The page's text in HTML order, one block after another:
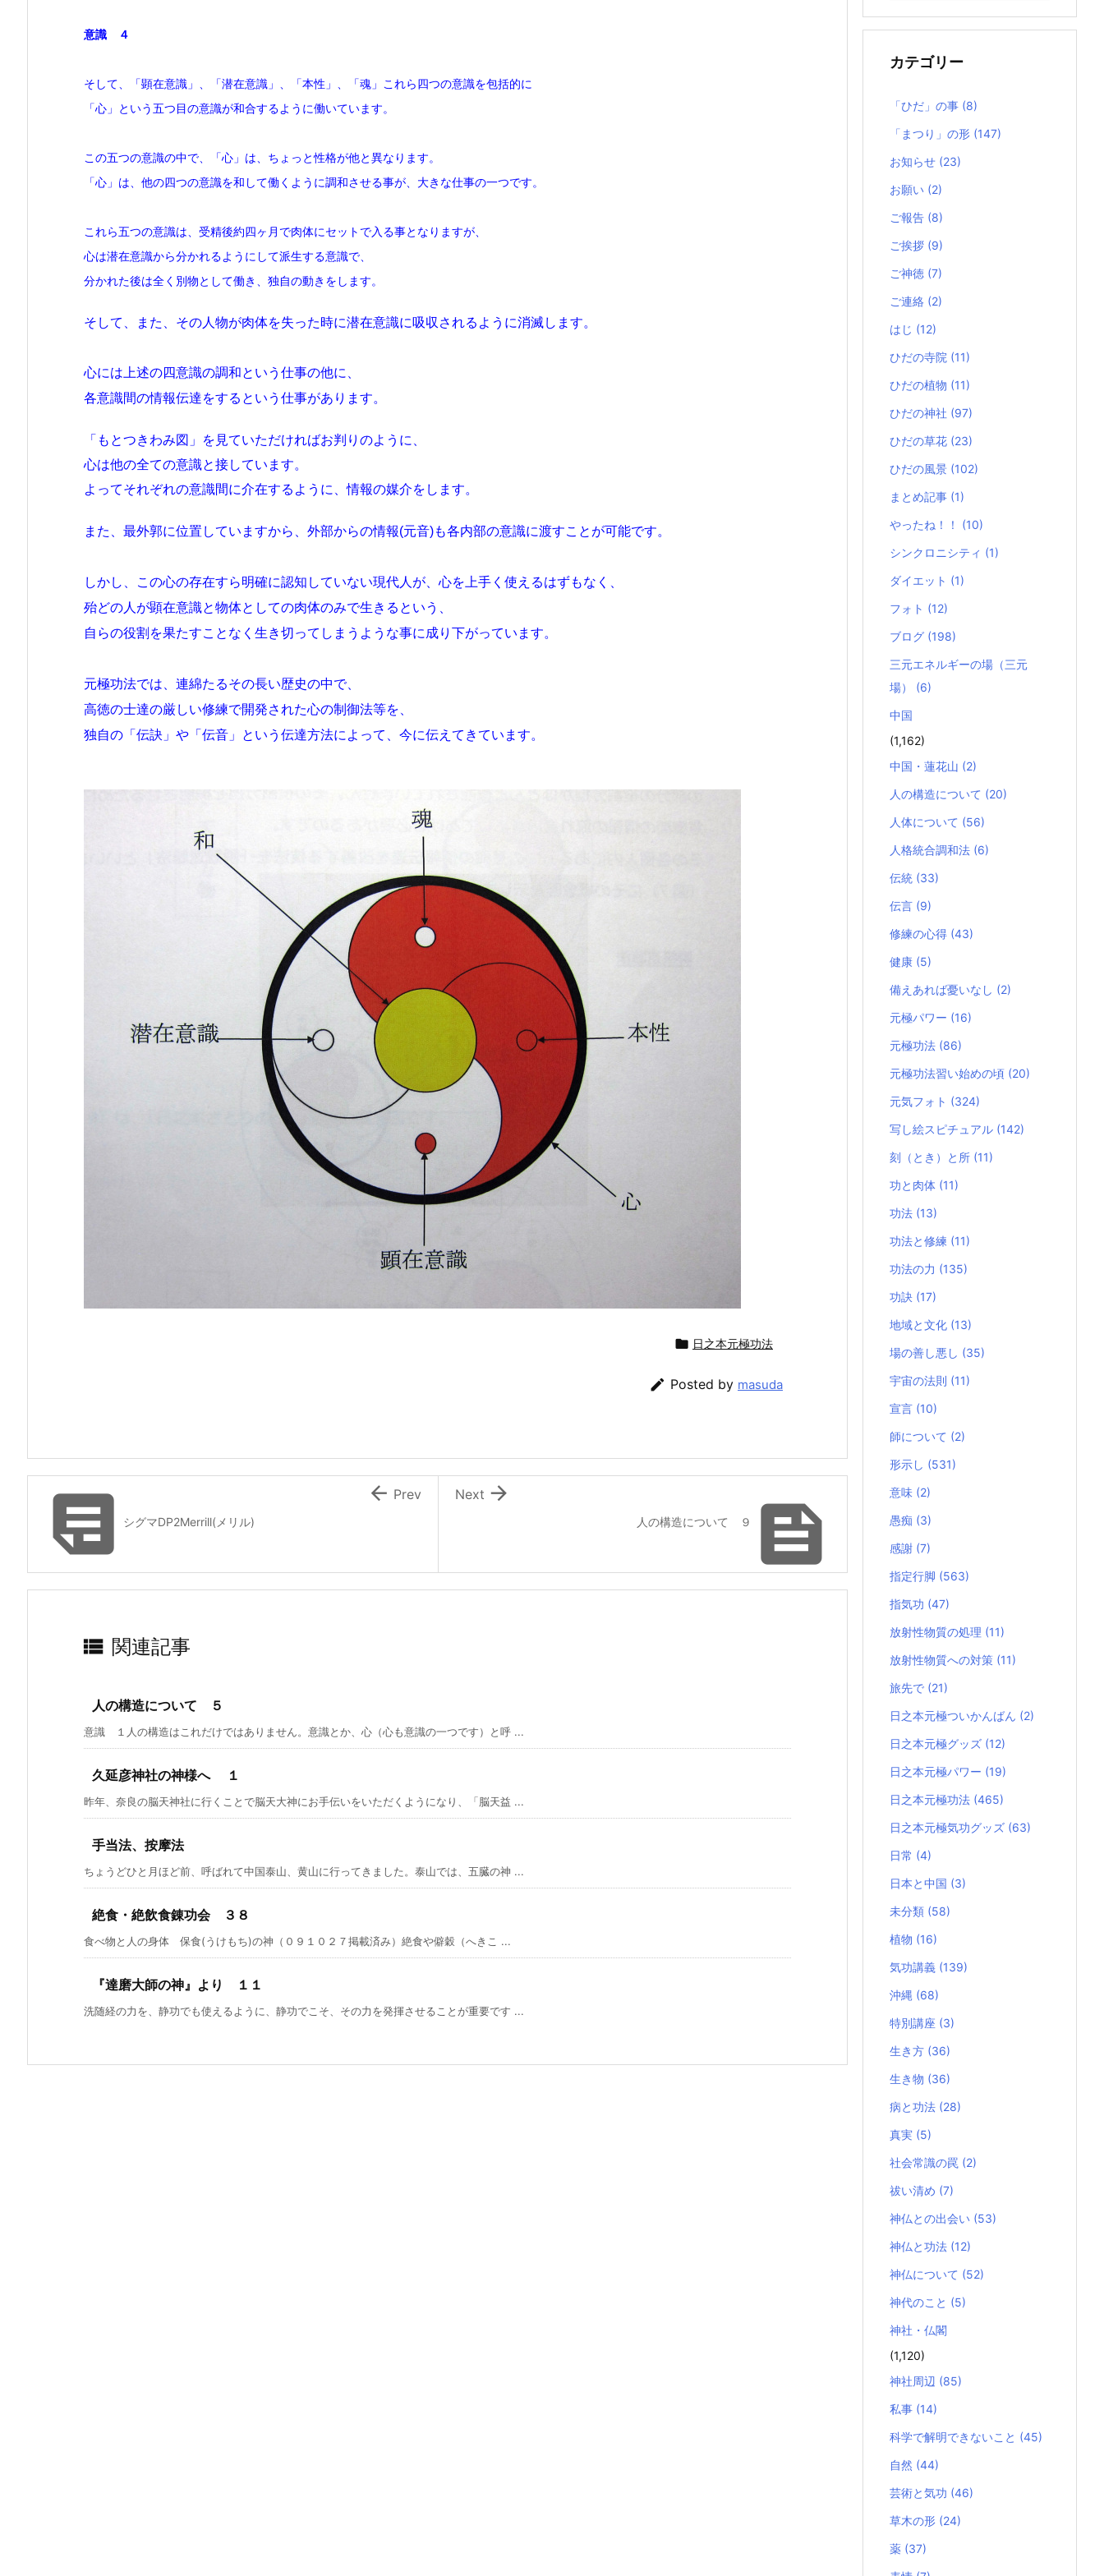
意識 ４
そして、「顕在意識」、「潜在意識」、「本性」、「魂」これら四つの意識を包括的に
「心」という五つ目の意識が和合するように働いています。
この五つの意識の中で、「心」は、ちょっと性格が他と異なります。
「心」は、他の四つの意識を和して働くように調和させる事が、大きな仕事の一つです。
これら五つの意識は、受精後約四ヶ月で肉体にセットで入る事となりますが、
心は潜在意識から分かれるようにして派生する意識で、
分かれた後は全く別物として働き、独自の動きをします。
そして、また、その人物が肉体を失った時に潜在意識に吸収されるように消滅します。
心には上述の四意識の調和という仕事の他に、
各意識間の情報伝達をするという仕事があります。
「もとつきわみ図」を見ていただければお判りのように、
心は他の全ての意識と接しています。
よってそれぞれの意識間に介在するように、情報の媒介をします。
また、最外郭に位置していますから、外部からの情報(元音)も各内部の意識に渡すことが可能です。
しかし、この心の存在すら明確に認知していない現代人が、心を上手く使えるはずもなく、
殆どの人が顕在意識と物体としての肉体のみで生きるという、
自らの役割を果たすことなく生き切ってしまうような事に成り下がっています。
元極功法では、連綿たるその長い歴史の中で、
高徳の士達の厳しい修練で開発された心の制御法等を、
独自の「伝訣」や「伝音」という伝達方法によって、今に伝えてきています。
 日之本元極功法
 Posted by masuda

人の構造について ９

Next
シグマDP2Merrill(メリル)
 Prev
 関連記事
人の構造について ５
意識 １人の構造はこれだけではありません。意識とか、心（心も意識の一つです）と呼 ...
久延彦神社の神様へ １
昨年、奈良の脳天神社に行くことで脳天大神にお手伝いをいただくようになり、「脳天益 ...
手当法、按摩法
ちょうどひと月ほど前、呼ばれて中国泰山、黄山に行ってきました。泰山では、五臓の神 ...
絶食・絶飲食錬功会 ３８
食べ物と人の身体 保食(うけもち)の神（０９１０２７掲載済み）絶食や僻穀（へきこ ...
『達磨大師の神』より １１
洗随経の力を、静功でも使えるように、静功でこそ、その力を発揮させることが重要です ...
記
カテゴリー
「ひだ」の事 (8)
「まつり」の形 (147)
お知らせ (23)
お願い (2)
ご報告 (8)
ご挨拶 (9)
ご神徳 (7)
ご連絡 (2)
はじ (12)
ひだの寺院 (11)
ひだの植物 (11)
ひだの神社 (97)
ひだの草花 (23)
ひだの風景 (102)
まとめ記事 (1)
やったね！！ (10)
シンクロニシティ (1)
ダイエット (1)
フォト (12)
ブログ (198)
三元エネルギーの場（三元
場） (6)
中国
(1,162)
中国・蓮花山 (2)
人の構造について (20)
人体について (56)
人格統合調和法 (6)
伝統 (33)
伝言 (9)
修練の心得 (43)
健康 (5)
備えあれば憂いなし (2)
元極パワー (16)
元極功法 (86)
元極功法習い始めの頃 (20)
元気フォト (324)
写し絵スピチュアル (142)
刻（とき）と所 (11)
功と肉体 (11)
功法 (13)
功法と修練 (11)
功法の力 (135)
功訣 (17)
地域と文化 (13)
場の善し悪し (35)
宇宙の法則 (11)
宣言 (10)
師について (2)
形示し (531)
意味 (2)
愚痴 (3)
感謝 (7)
指定行脚 (563)
指気功 (47)
放射性物質の処理 (11)
放射性物質への対策 (11)
旅先で (21)
日之本元極ついかんばん (2)
日之本元極グッズ (12)
日之本元極パワー (19)
日之本元極功法 (465)
日之本元極気功グッズ (63)
日常 (4)
日本と中国 (3)
未分類 (58)
植物 (16)
気功講義 (139)
沖縄 (68)
特別講座 (3)
生き方 (36)
生き物 (36)
病と功法 (28)
真実 (5)
社会常識の罠 (2)
祓い清め (7)
神仏との出会い (53)
神仏と功法 (12)
神仏について (52)
神代のこと (5)
神社・仏閣
(1,120)
神社周辺 (85)
私事 (14)
科学で解明できないこと (45)
自然 (44)
芸術と気功 (46)
草木の形 (24)
薬 (37)